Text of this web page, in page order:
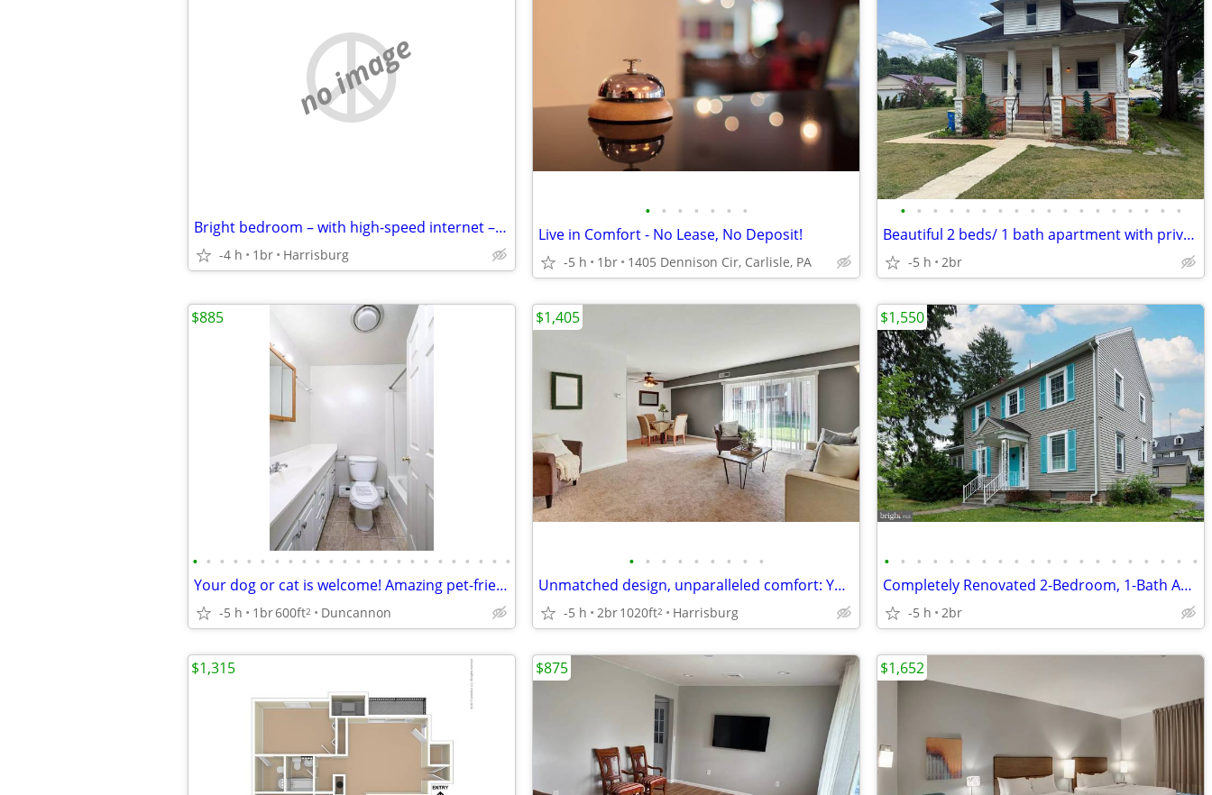
no image
Bright bedroom – with high-speed internet – laundry on-site
-4 h 1br Harrisburg
• • • • • • •
Live in Comfort - No Lease, No Deposit!
-5 h 1br 1405 Dennison Cir, Carlisle, PA
• • • • • • • • • • • • • • • • • •
Beautiful 2 beds/ 1 bath apartment with private entrance
-5 h 2br
• • • • • • • • • • • • • • • • • • • • • • • •
Your dog or cat is welcome! Amazing pet-friendly 1 BR / 1 BA!
-5 h 1br600ft2 Duncannon
$885
• • • • • • • • •
Unmatched design, unparalleled comfort: Your dream 2 BR is here.
-5 h 2br1020ft2 Harrisburg
$1,405
• • • • • • • • • • • • • • • • • • • •
Completely Renovated 2-Bedroom, 1-Bath Apartment with in- unit laun
-5 h 2br
$1,550
$1,315 $875 $1,652